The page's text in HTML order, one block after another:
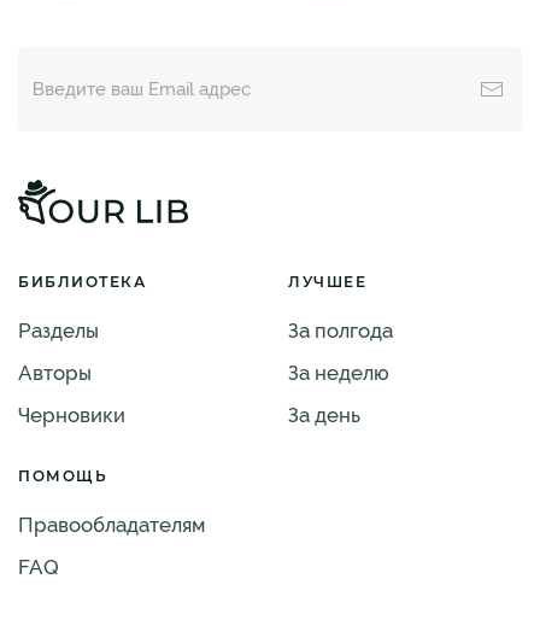
БИБЛИОТЕКА
Разделы
Авторы
Черновики
ЛУЧШЕЕ
За полгода
За неделю
За день
ПОМОЩЬ
Правообладателям
FAQ